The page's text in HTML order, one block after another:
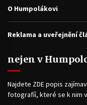
O Humpolákovi
Reklama a uveřejnění
nejen v
Najdete ZDE popis
fotografíí, které se k nim